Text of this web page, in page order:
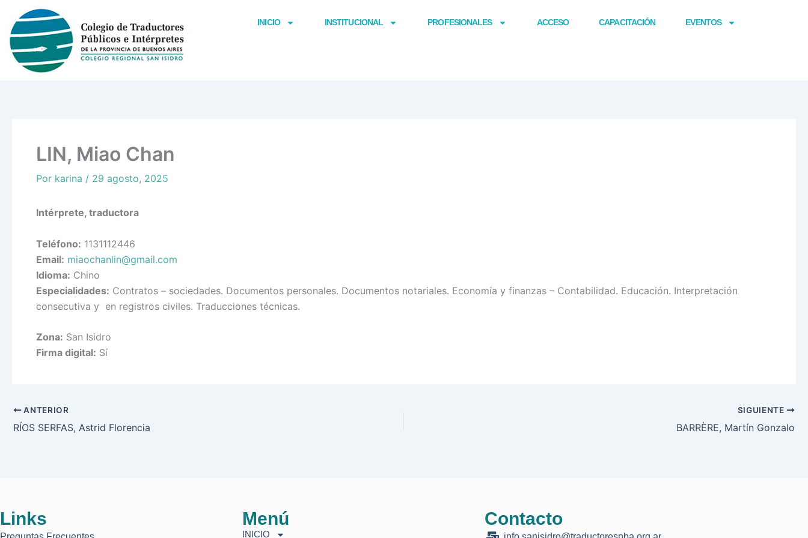
contenido
INICIO INSTITUCIONAL PROFESIONALES ACCESO CAPACITACIÓN EVENTOS
LIN, Miao Chan
Por karina / 29 agosto, 2025
Intérprete, traductora
Teléfono: 1131112446
Email: miaochanlin@gmail.com
Idioma: Chino
Especialidades: Contratos – sociedades. Documentos personales. Documentos notariales. Economía y finanzas – Contabilidad. Educación. Interpretación
consecutiva y en registros civiles. Traducciones técnicas.
Zona: San Isidro
Firma digital: Sí
ANTERIOR
RÍOS SERFAS, Astrid Florencia
SIGUIENTE
BARRÈRE, Martín Gonzalo
Links Menú
INICIO
Contacto